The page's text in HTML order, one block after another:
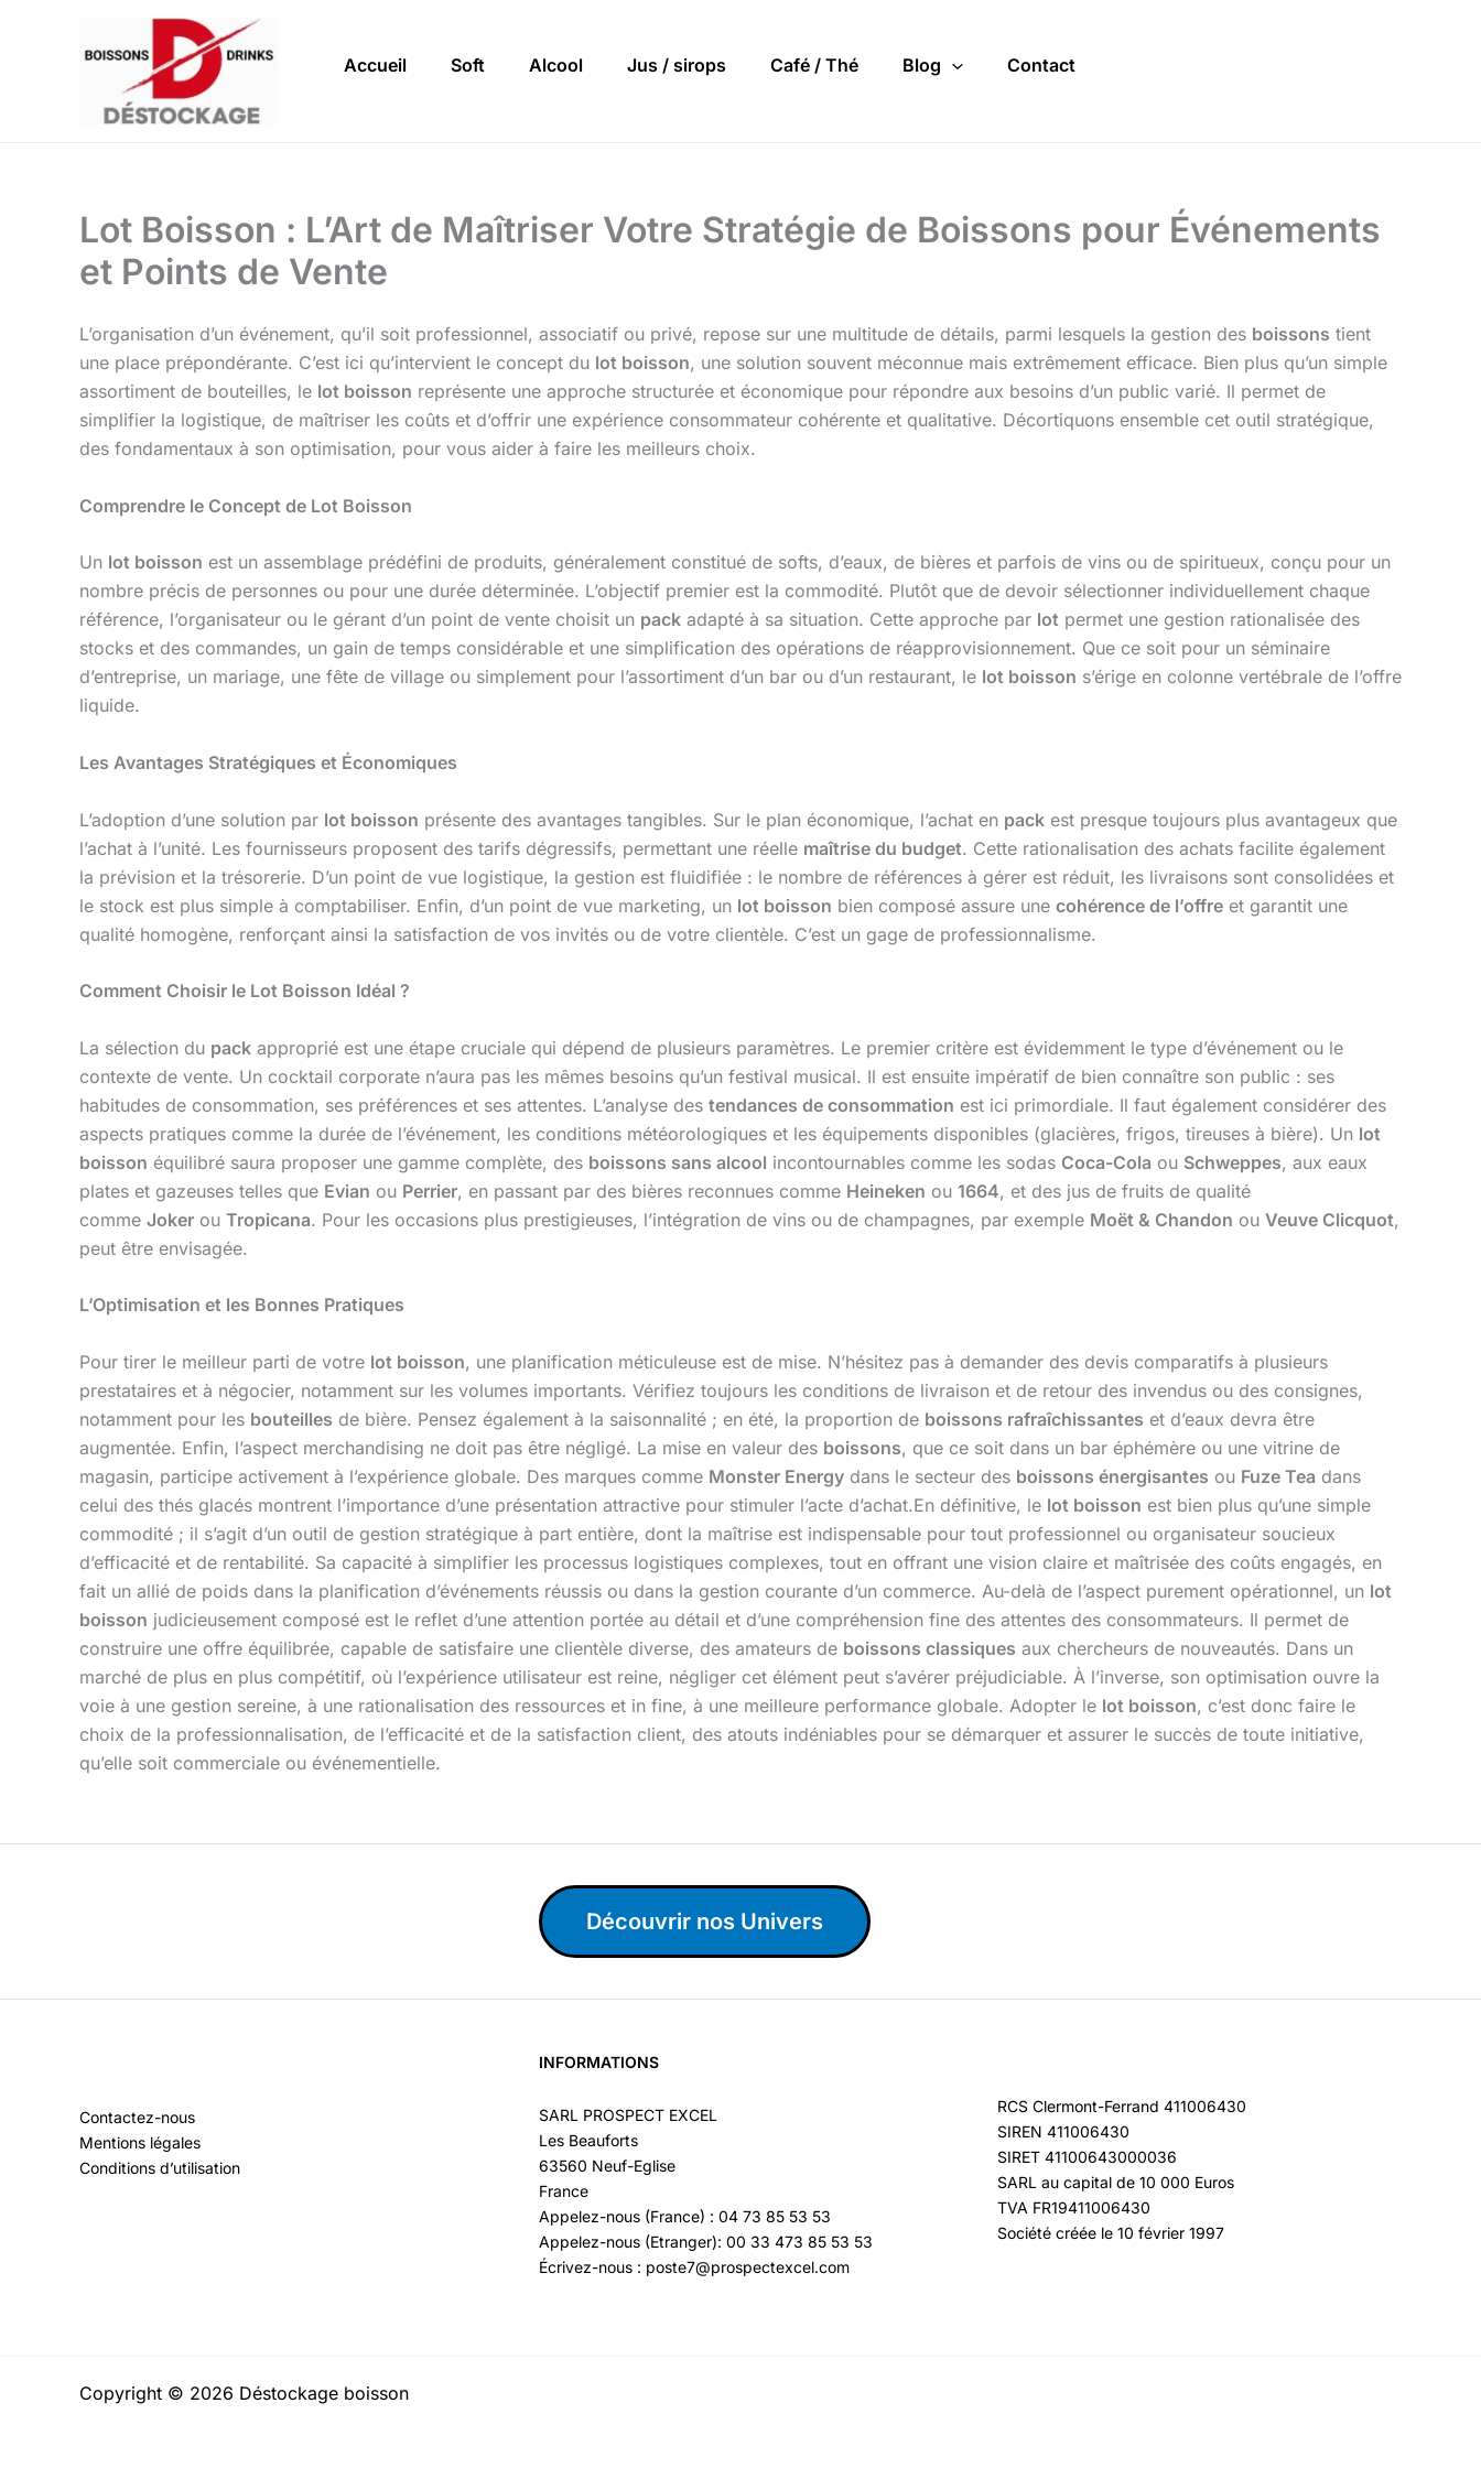
Accueil Soft Alcool Jus / sirops Café / Thé Blog Contact
Lot Boisson : L’Art de Maîtriser Votre Stratégie de Boissons pour Événements
et Points de Vente
L’organisation d’un événement, qu’il soit professionnel, associatif ou privé, repose sur une multitude de détails, parmi lesquels la gestion des boissons tient
une place prépondérante. C’est ici qu’intervient le concept du lot boisson, une solution souvent méconnue mais extrêmement efficace. Bien plus qu’un simple
assortiment de bouteilles, le lot boisson représente une approche structurée et économique pour répondre aux besoins d’un public varié. Il permet de
simplifier la logistique, de maîtriser les coûts et d’offrir une expérience consommateur cohérente et qualitative. Décortiquons ensemble cet outil stratégique,
des fondamentaux à son optimisation, pour vous aider à faire les meilleurs choix.
Comprendre le Concept de Lot Boisson
Un lot boisson est un assemblage prédéfini de produits, généralement constitué de softs, d’eaux, de bières et parfois de vins ou de spiritueux, conçu pour un
nombre précis de personnes ou pour une durée déterminée. L’objectif premier est la commodité. Plutôt que de devoir sélectionner individuellement chaque
référence, l’organisateur ou le gérant d’un point de vente choisit un pack adapté à sa situation. Cette approche par lot permet une gestion rationalisée des
stocks et des commandes, un gain de temps considérable et une simplification des opérations de réapprovisionnement. Que ce soit pour un séminaire
d’entreprise, un mariage, une fête de village ou simplement pour l’assortiment d’un bar ou d’un restaurant, le lot boisson s’érige en colonne vertébrale de l’offre
liquide.
Les Avantages Stratégiques et Économiques
L’adoption d’une solution par lot boisson présente des avantages tangibles. Sur le plan économique, l’achat en pack est presque toujours plus avantageux que
l’achat à l’unité. Les fournisseurs proposent des tarifs dégressifs, permettant une réelle maîtrise du budget. Cette rationalisation des achats facilite également
la prévision et la trésorerie. D’un point de vue logistique, la gestion est fluidifiée : le nombre de références à gérer est réduit, les livraisons sont consolidées et
le stock est plus simple à comptabiliser. Enfin, d’un point de vue marketing, un lot boisson bien composé assure une cohérence de l’offre et garantit une
qualité homogène, renforçant ainsi la satisfaction de vos invités ou de votre clientèle. C’est un gage de professionnalisme.
Comment Choisir le Lot Boisson Idéal ?
La sélection du pack approprié est une étape cruciale qui dépend de plusieurs paramètres. Le premier critère est évidemment le type d’événement ou le
contexte de vente. Un cocktail corporate n’aura pas les mêmes besoins qu’un festival musical. Il est ensuite impératif de bien connaître son public : ses
habitudes de consommation, ses préférences et ses attentes. L’analyse des tendances de consommation est ici primordiale. Il faut également considérer des
aspects pratiques comme la durée de l’événement, les conditions météorologiques et les équipements disponibles (glacières, frigos, tireuses à bière). Un lot
boisson équilibré saura proposer une gamme complète, des boissons sans alcool incontournables comme les sodas Coca-Cola ou Schweppes, aux eaux
plates et gazeuses telles que Evian ou Perrier, en passant par des bières reconnues comme Heineken ou 1664, et des jus de fruits de qualité
comme Joker ou Tropicana. Pour les occasions plus prestigieuses, l’intégration de vins ou de champagnes, par exemple Moët & Chandon ou Veuve Clicquot,
peut être envisagée.
L’Optimisation et les Bonnes Pratiques
Pour tirer le meilleur parti de votre lot boisson, une planification méticuleuse est de mise. N’hésitez pas à demander des devis comparatifs à plusieurs
prestataires et à négocier, notamment sur les volumes importants. Vérifiez toujours les conditions de livraison et de retour des invendus ou des consignes,
notamment pour les bouteilles de bière. Pensez également à la saisonnalité ; en été, la proportion de boissons rafraîchissantes et d’eaux devra être
augmentée. Enfin, l’aspect merchandising ne doit pas être négligé. La mise en valeur des boissons, que ce soit dans un bar éphémère ou une vitrine de
magasin, participe activement à l’expérience globale. Des marques comme Monster Energy dans le secteur des boissons énergisantes ou Fuze Tea dans
celui des thés glacés montrent l’importance d’une présentation attractive pour stimuler l’acte d’achat.En définitive, le lot boisson est bien plus qu’une simple
commodité ; il s’agit d’un outil de gestion stratégique à part entière, dont la maîtrise est indispensable pour tout professionnel ou organisateur soucieux
d’efficacité et de rentabilité. Sa capacité à simplifier les processus logistiques complexes, tout en offrant une vision claire et maîtrisée des coûts engagés, en
fait un allié de poids dans la planification d’événements réussis ou dans la gestion courante d’un commerce. Au-delà de l’aspect purement opérationnel, un lot
boisson judicieusement composé est le reflet d’une attention portée au détail et d’une compréhension fine des attentes des consommateurs. Il permet de
construire une offre équilibrée, capable de satisfaire une clientèle diverse, des amateurs de boissons classiques aux chercheurs de nouveautés. Dans un
marché de plus en plus compétitif, où l’expérience utilisateur est reine, négliger cet élément peut s’avérer préjudiciable. À l’inverse, son optimisation ouvre la
voie à une gestion sereine, à une rationalisation des ressources et in fine, à une meilleure performance globale. Adopter le lot boisson, c’est donc faire le
choix de la professionnalisation, de l’efficacité et de la satisfaction client, des atouts indéniables pour se démarquer et assurer le succès de toute initiative,
qu’elle soit commerciale ou événementielle.
Découvrir nos Univers
Contactez-nous
Mentions légales
Conditions d’utilisation
INFORMATIONS
SARL PROSPECT EXCEL
Les Beauforts
63560 Neuf-Eglise
France
Appelez-nous (France) : 04 73 85 53 53
Appelez-nous (Etranger): 00 33 473 85 53 53
Écrivez-nous : poste7@prospectexcel.com
RCS Clermont-Ferrand 411006430
SIREN 411006430
SIRET 41100643000036
SARL au capital de 10 000 Euros
TVA FR19411006430
Société créée le 10 février 1997
Copyright © 2026 Déstockage boisson